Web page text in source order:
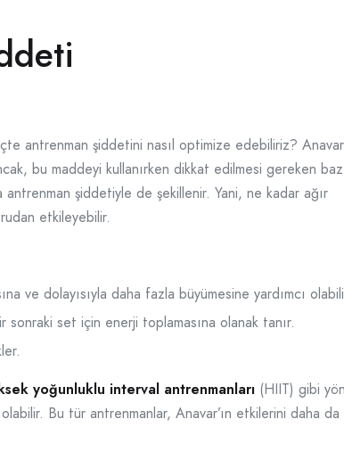
antrenman şiddetini nasıl optimize edebiliriz?
bu maddeyi kullanırken dikkat edilmesi gereken
şiddetiyle de şekillenir. Yani, ne kadar ağır
etkileyebilir.
ve dolayısıyla daha fazla büyümesine yardımcı
sonraki set için enerji toplamasına olanak tanır.
yoğunluklu interval antrenmanları (HIIT) gibi
Bu tür antrenmanlar, Anavar’ın etkilerini daha da